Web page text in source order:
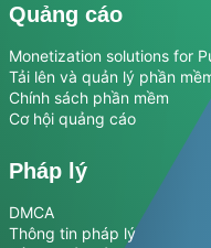
Quảng cáo
Monetization solutions for
Tải lên và quản lý phần
Chính sách phần mềm
Cơ hội quảng cáo
Pháp lý
DMCA
Thông tin pháp lý